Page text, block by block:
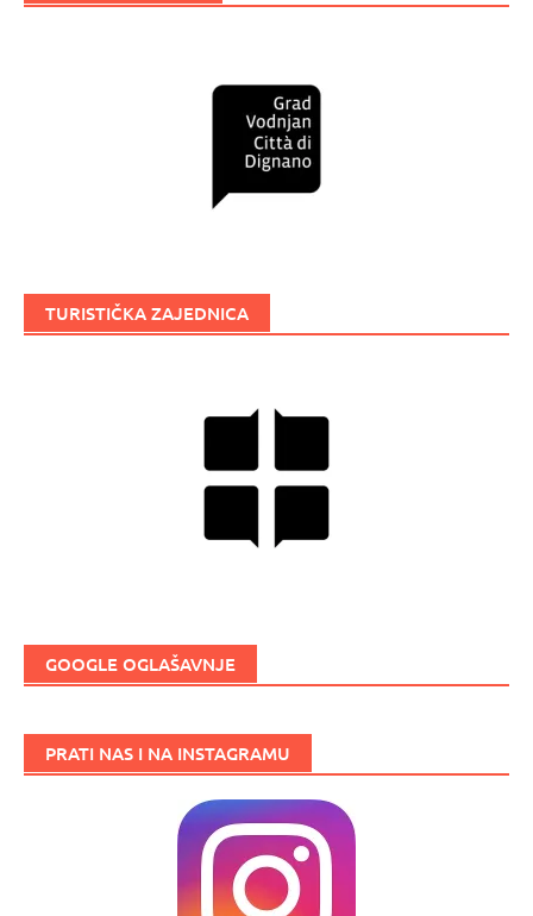
TURISTIČKA ZAJEDNICA
GOOGLE OGLAŠAVNJE
PRATI NAS I NA INSTAGRAMU